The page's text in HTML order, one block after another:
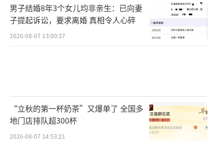
男子结婚8年3个女儿均非亲生：已向妻
子提起诉讼，要求离婚 真相令人心碎
2026-08-07 13:00:37
“立秋的第一杯奶茶”又爆单了 全国多
地门店排队超300杯
2026-08-07 14:53:21